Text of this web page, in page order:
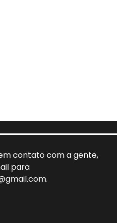
contato com a gente,
para